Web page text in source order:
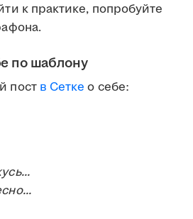
к практике, попробуйте
по шаблону
пост в Сетке о себе: